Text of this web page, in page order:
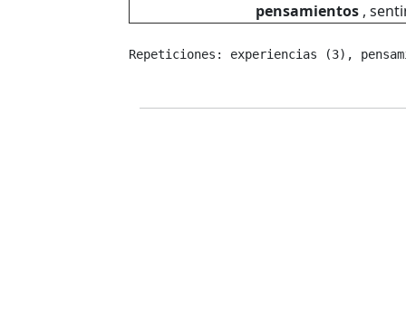
pensamientos ,
Repeticiones: experiencias (3),